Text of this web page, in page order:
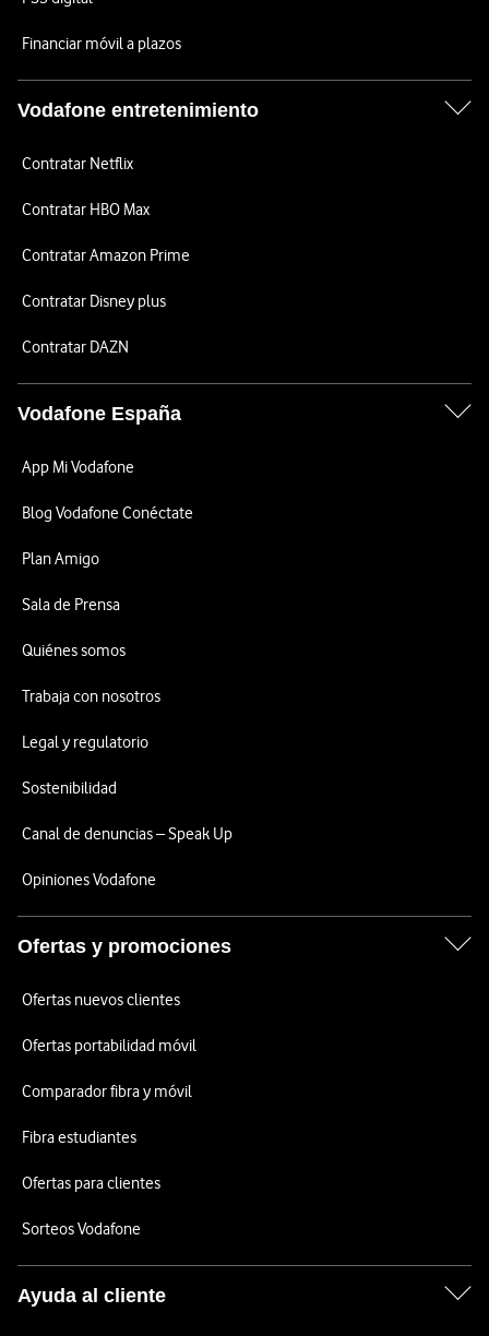
Financiar móvil a plazos
Vodafone entretenimiento
Contratar Netflix
Contratar HBO Max
Contratar Amazon Prime
Contratar Disney plus
Contratar DAZN
Vodafone España
App Mi Vodafone
Blog Vodafone Conéctate
Plan Amigo
Sala de Prensa
Quiénes somos
Trabaja con nosotros
Legal y regulatorio
Sostenibilidad
Canal de denuncias – Speak Up
Opiniones Vodafone
Ofertas y promociones
Ofertas nuevos clientes
Ofertas portabilidad móvil
Comparador fibra y móvil
Fibra estudiantes
Ofertas para clientes
Sorteos Vodafone
Ayuda al cliente